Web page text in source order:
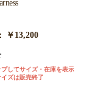
￥13,200
してサイズ・在庫を表示
ズは販売終了